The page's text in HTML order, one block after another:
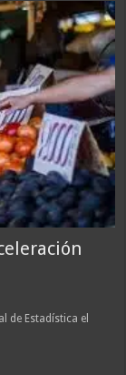
de Estadística el